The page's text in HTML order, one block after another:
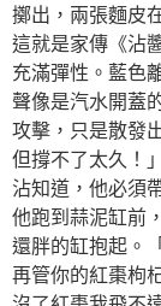
擲出，兩張麵皮
這就是家傳《沾
充滿彈性。藍色
聲像是汽水開蓋
攻擊，只是散發
但撐不了太久！
沾知道，他必須
他跑到蒜泥缸前
還胖的缸抱起。
再管你的紅棗枸